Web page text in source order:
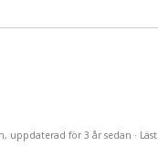
uppdaterad för 3 år sedan · Läst